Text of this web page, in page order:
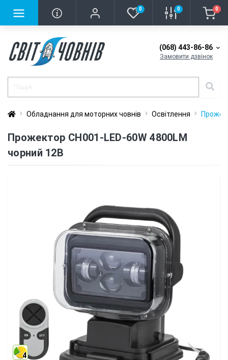
0 0 0
(068) 443-86-86
Замовити дзвінок
Обладнання для моторних човнів Освітлення
Прожектор CH001-LED-60W 4800LM
чорний 12В
4